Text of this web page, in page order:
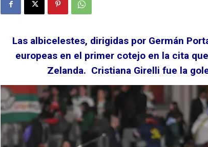
Las albicelestes, dirigidas por Germán
europeas en el primer cotejo en la cita
Zelanda. Cristiana Girelli fue la